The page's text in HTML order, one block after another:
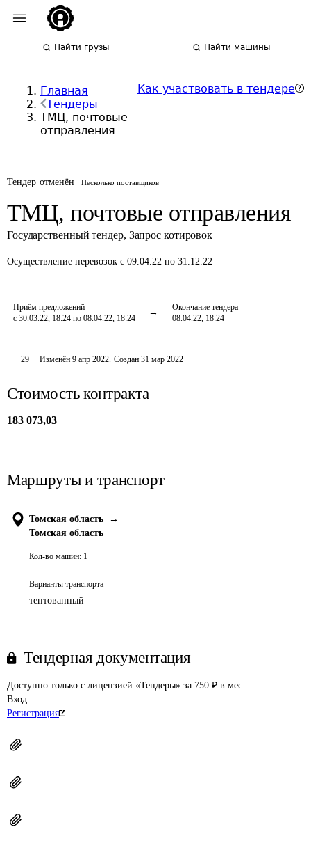
Найти грузы Найти машины
Главная
Тендеры
ТМЦ, почтовые
отправления
Как участвовать в тендере
Тендер отменён Несколько поставщиков
ТМЦ, почтовые отправления
Государственный тендер, Запрос котировок
Осуществление перевозок с 09.04.22 по 31.12.22
Приём предложений
с 30.03.22, 18:24 по 08.04.22, 18:24
Окончание тендера
08.04.22, 18:24
29 Изменён9 апр 2022. Создан 31 мар 2022
Стоимость контракта
183 073,03
Маршруты и транспорт
Томская область
→
Томская область
Кол-во машин: 1
Варианты транспорта
тентованный
Тендерная документация
Доступно только с лицензией «Тендеры» за 750 ₽ в мес
Вход
Регистрация